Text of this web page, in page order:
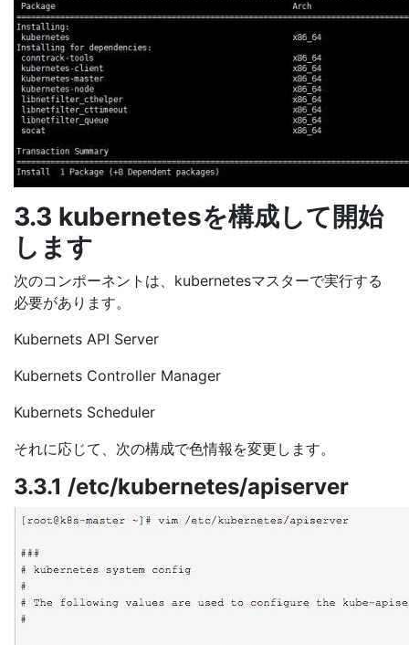
3.3 kubernetesを構成して開始
します
次のコンポーネントは、kubernetesマスターで実行する
必要があります。
Kubernets API Server
Kubernets Controller Manager
Kubernets Scheduler
それに応じて、次の構成で色情報を変更します。
3.3.1 /etc/kubernetes/apiserver